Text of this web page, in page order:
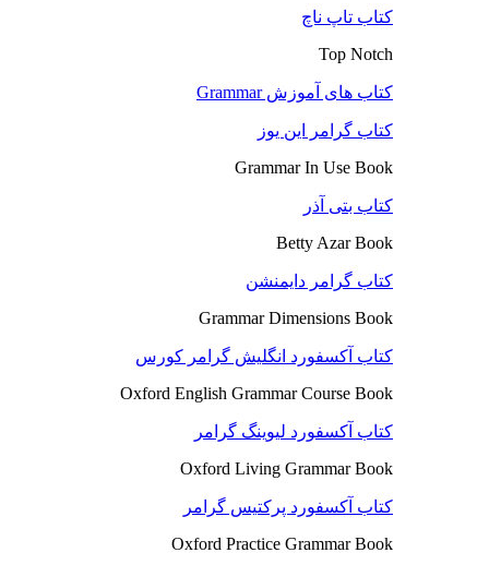
کتاب تاپ ناچ
Top Notch
کتاب های آموزش Grammar
کتاب گرامر این یوز
Grammar In Use Book
کتاب بتی آذر
Betty Azar Book
کتاب گرامر دایمنشن
Grammar Dimensions Book
کتاب آکسفورد انگلیش گرامر کورس
Oxford English Grammar Course Book
کتاب آکسفورد لیوینگ گرامر
Oxford Living Grammar Book
کتاب آکسفورد پرکتیس گرامر
Oxford Practice Grammar Book